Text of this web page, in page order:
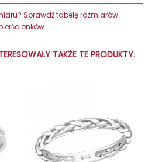
Sprawdź tabelę rozmiarów
TAKŻE TE PRODUKTY: